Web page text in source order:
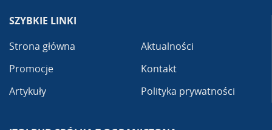
SZYBKIE LINKI
Strona główna
Promocje
Artykuły
Aktualności
Kontakt
Polityka prywatności